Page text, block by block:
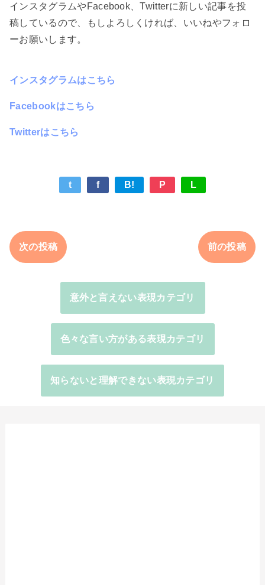
インスタグラムやFacebook、Twitterに新しい記事を投
稿しているので、もしよろしくければ、いいねやフォロ
ーお願いします。
インスタグラムはこちら
Facebookはこちら
Twitterはこちら
t f B! P L
次の投稿 前の投稿
意外と言えない表現カテゴリ
色々な言い方がある表現カテゴリ
知らないと理解できない表現カテゴリ